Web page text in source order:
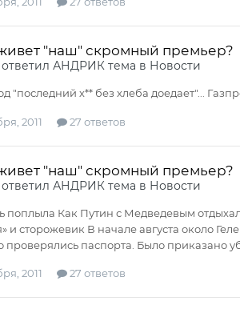
"наш" скромный премьер?
АНДРИКтема в Новости
"последний х** без хлеба доедает"...
2011 27 ответов
"наш" скромный премьер?
АНДРИКтема в Новости
поплыла Как Путин с Медведевым
и сторожевик В начале августа около
проверялись паспорта. Было приказано
2011 27 ответов